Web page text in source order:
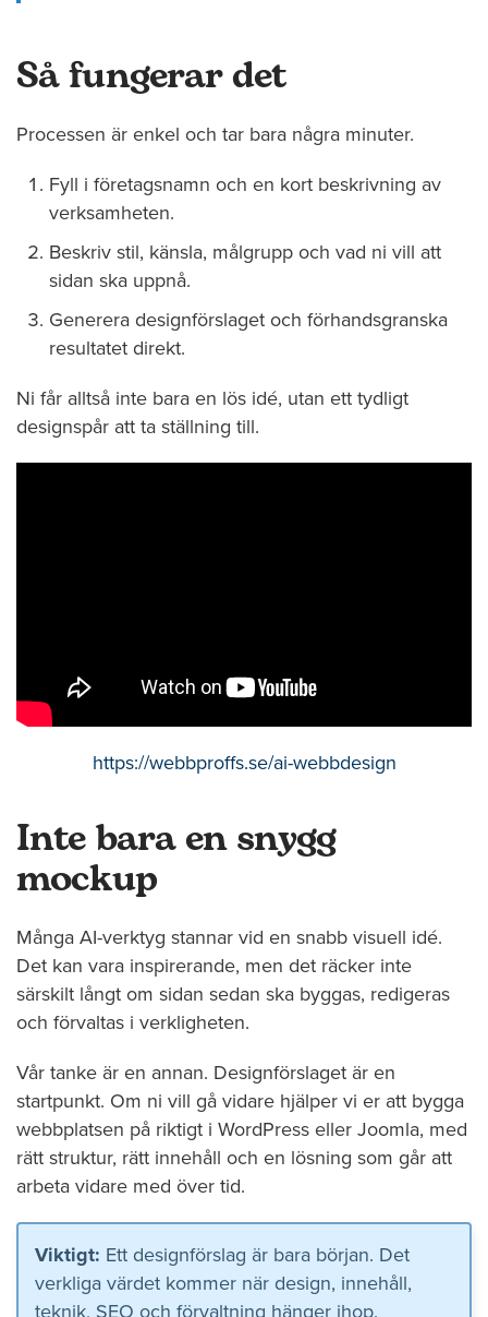
Så fungerar det
Processen är enkel och tar bara några minuter.
Fyll i företagsnamn och en kort beskrivning av
verksamheten.
Beskriv stil, känsla, målgrupp och vad ni vill att
sidan ska uppnå.
Generera designförslaget och förhandsgranska
resultatet direkt.
Ni får alltså inte bara en lös idé, utan ett tydligt
designspår att ta ställning till.
https://webbproffs.se/ai-webbdesign
Inte bara en snygg
mockup
Många AI-verktyg stannar vid en snabb visuell idé.
Det kan vara inspirerande, men det räcker inte
särskilt långt om sidan sedan ska byggas, redigeras
och förvaltas i verkligheten.
Vår tanke är en annan. Designförslaget är en
startpunkt. Om ni vill gå vidare hjälper vi er att bygga
webbplatsen på riktigt i WordPress eller Joomla, med
rätt struktur, rätt innehåll och en lösning som går att
arbeta vidare med över tid.
Viktigt: Ett designförslag är bara början. Det
verkliga värdet kommer när design, innehåll,
teknik, SEO och förvaltning hänger ihop.